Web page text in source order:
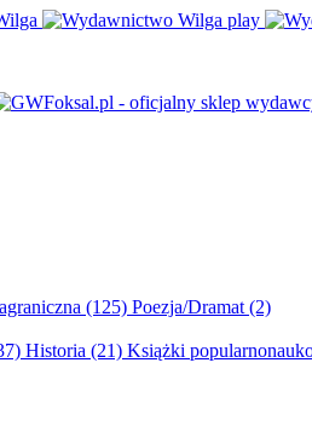
(125) Poezja/Dramat (2)
Historia (21) Książki